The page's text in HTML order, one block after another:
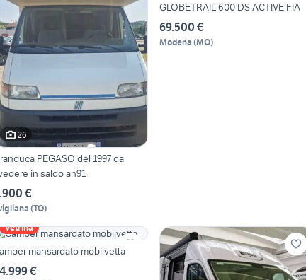
26
PEGASO del 1997 da
in saldo an91
€
(TO)
GLOBETRAIL 600 DS ACTIVE FIA
69.500 €
Modena (MO)
Vetrina
mansardato mobilvetta
€